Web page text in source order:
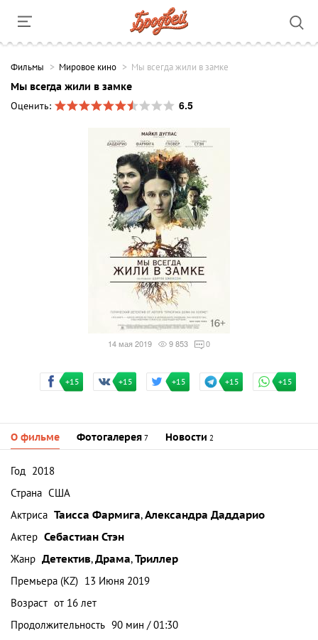
Фильмы Мировое кино Мы всегда жили в замке
Мы всегда жили в замке
Оценить:
6.5
14 мая 2019 9 853 0
+15 +15 +15 +15 +15
О фильме Фотогалерея 7 Новости 2
Год 2018
Страна США
Актриса Таисса Фармига,Александра Даддарио
Актер Себастиан Стэн
Жанр Детектив,Драма,Триллер
Премьера (KZ) 13 Июня 2019
Возраст от 16 лет
Продолжительность 90 мин / 01:30